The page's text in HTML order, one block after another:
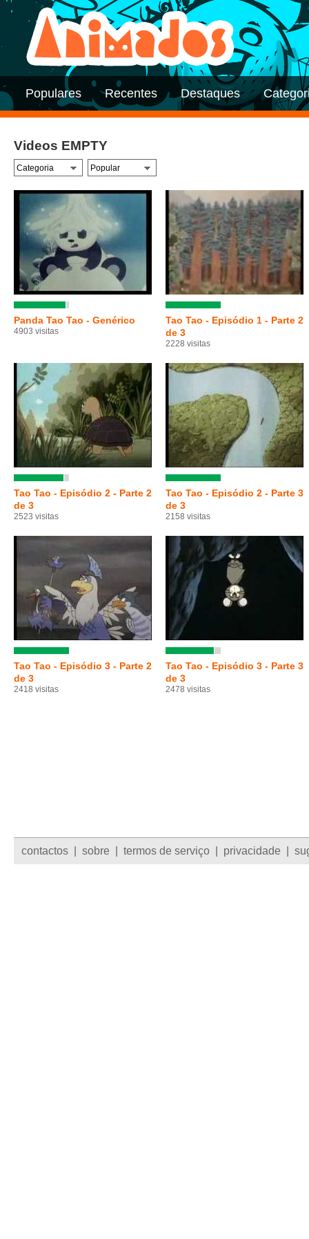
Populares Recentes Destaques
Videos EMPTY
Panda Tao Tao - Genérico
4903 visitas
Tao Tao - Episódio 1 - Parte 2
de 3
2228 visitas
Tao Tao - Episódio 2 - Parte 2
de 3
2523 visitas
Tao Tao - Episódio 2 - Parte 3
de 3
2158 visitas
Tao Tao - Episódio 3 - Parte 2
de 3
2418 visitas
Tao Tao - Episódio 3 - Parte 3
de 3
2478 visitas
contactos sobre termos de serviço privacidade